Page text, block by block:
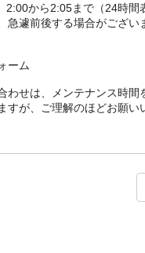
から2:05まで（24時間
遽前後する場合がござい
ーム
わせは、メンテナンス時間
すが、ご理解のほどお願い